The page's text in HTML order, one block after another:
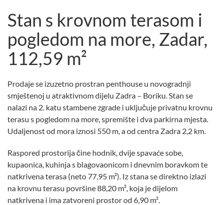
Stan s krovnom terasom i
pogledom na more, Zadar,
112,59 m²
Prodaje se izuzetno prostran penthouse u novogradnji
smještenoj u atraktivnom dijelu Zadra – Boriku. Stan se
nalazi na 2. katu stambene zgrade i uključuje privatnu krovnu
terasu s pogledom na more, spremište i dva parkirna mjesta.
Udaljenost od mora iznosi 550 m, a od centra Zadra 2,2 km.
Raspored prostorija čine hodnik, dvije spavaće sobe,
kupaonica, kuhinja s blagovaonicom i dnevnim boravkom te
natkrivena terasa (neto 77,95 m²). Iz stana se direktno izlazi
na krovnu terasu površine 88,20 m², koja je dijelom
natkrivena i ima zatvoreni prostor od 6,90 m².